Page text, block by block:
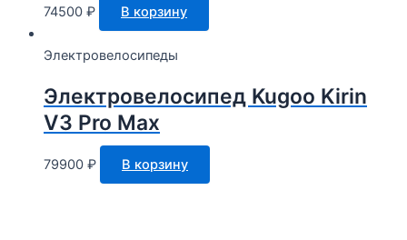
74500 ₽ В корзину
Электровелосипеды
Электровелосипед Kugoo Kirin
V3 Pro Max
79900 ₽ В корзину